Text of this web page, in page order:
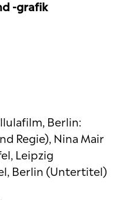
-grafik
Berlin:
Regie), Nina Mair
Leipzig
Berlin (Untertitel)